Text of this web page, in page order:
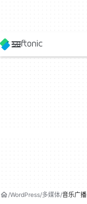
WordPress 多媒体 音乐广播